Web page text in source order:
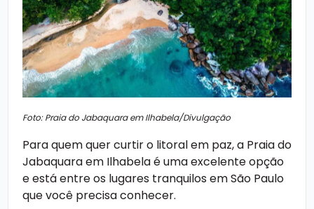
Foto: Praia do Jabaquara em Ilhabela/Divulgação
Para quem quer curtir o litoral em paz, a Praia do
Jabaquara em Ilhabela é uma excelente opção
e está entre os lugares tranquilos em São Paulo
que você precisa conhecer.